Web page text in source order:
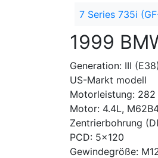
7 Series 735i
1999
Generation: III
US-Markt modell
Motorleistung: 282
Motor: 4.4L,
Zentrierbohrung
PCD: 5x120
Gewindegröße: